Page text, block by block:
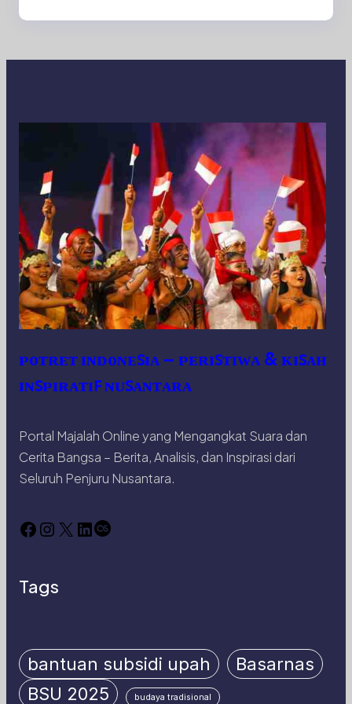
ᴘᴏᴛʀᴇᴛ ɪɴᴅᴏɴᴇꜱɪᴀ – ᴘᴇʀɪꜱᴛɪᴡᴀ & ᴋɪꜱᴀʜ
ɪɴꜱᴘɪʀᴀᴛɪꜰ ɴᴜꜱᴀɴᴛᴀʀᴀ
Portal Majalah Online yang Mengangkat Suara dan
Cerita Bangsa – Berita, Analisis, dan Inspirasi dari
Seluruh Penjuru Nusantara.
Facebook Instagram X LinkedIn Last.fm
Tags
bantuan subsidi upah
Basarnas
BSU 2025
budaya tradisional